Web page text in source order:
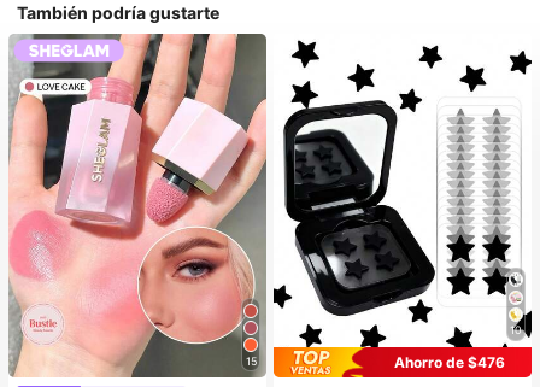
También podría gustarte
15
10
Ahorro de $476